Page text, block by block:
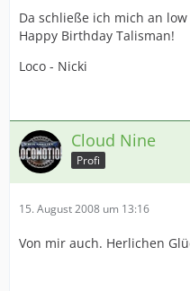
Da schließe ich mich an low
Happy Birthday Talisman!
Loco - Nicki
Cloud Nine
Profi
15. August 2008 um 13:16
Von mir auch. Herlichen